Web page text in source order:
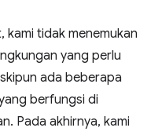
kami tidak menemukan
yang perlu
ada beberapa
berfungsi di
Pada akhirnya, kami